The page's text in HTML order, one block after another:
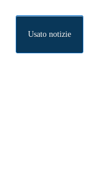
Usato notizie